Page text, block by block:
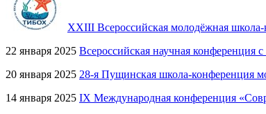
XXIII Всероссийская молодёжная
22 января 2025 Всероссийская научная
20 января 2025 28-я Пущинская школа-конференция
14 января 2025 IX Международная конференция